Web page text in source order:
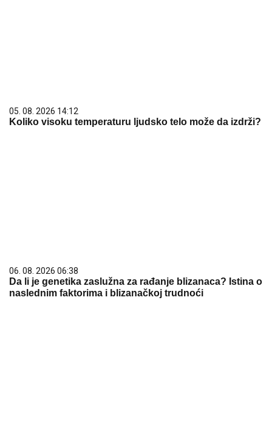
05. 08. 2026 14:12
Koliko visoku temperaturu ljudsko telo može da izdrži?
06. 08. 2026 06:38
Da li je genetika zaslužna za rađanje blizanaca? Istina o
naslednim faktorima i blizanačkoj trudnoći